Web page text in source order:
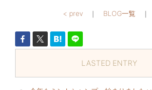
< prev｜ BLOG一覧｜
LASTED ENTRY